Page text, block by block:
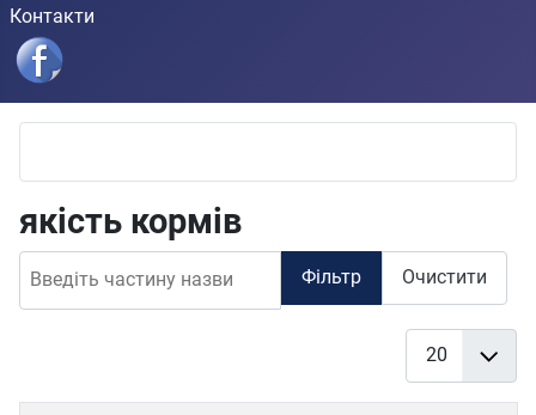
Контакти
якість кормів
Фільтр Очистити